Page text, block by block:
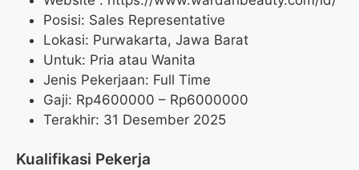
Posisi: Sales Representative
Lokasi: Purwakarta, Jawa Barat
Untuk: Pria atau Wanita
Jenis Pekerjaan: Full Time
Gaji: Rp4600000 – Rp6000000
Terakhir: 31 Desember 2025
Kualifikasi Pekerja